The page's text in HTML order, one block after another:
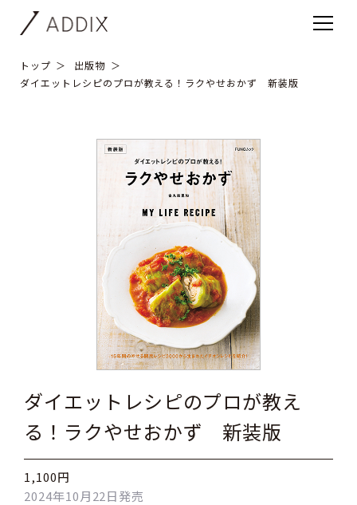
トップ
出版物
ダイエットレシピのプロが教える！ラクやせおかず 新装版
ダイエットレシピのプロが教え
る！ラクやせおかず 新装版
1,100円
2024年10月22日発売